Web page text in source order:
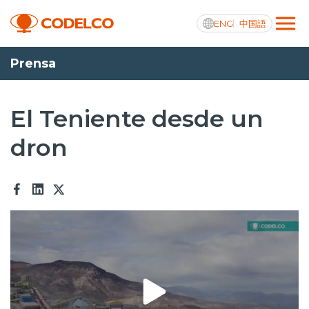
ENG 中国語
Transparencia activa
Nosotros
Operaciones
Proyectos
Innovación
Inversionistas
Prensa
El Teniente desde un
dron